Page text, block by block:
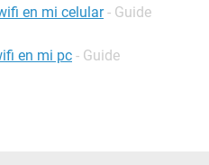
en mi celular - Guide
en mi pc - Guide